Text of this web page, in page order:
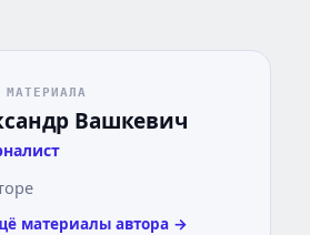
Вашкевич
материалы автора →